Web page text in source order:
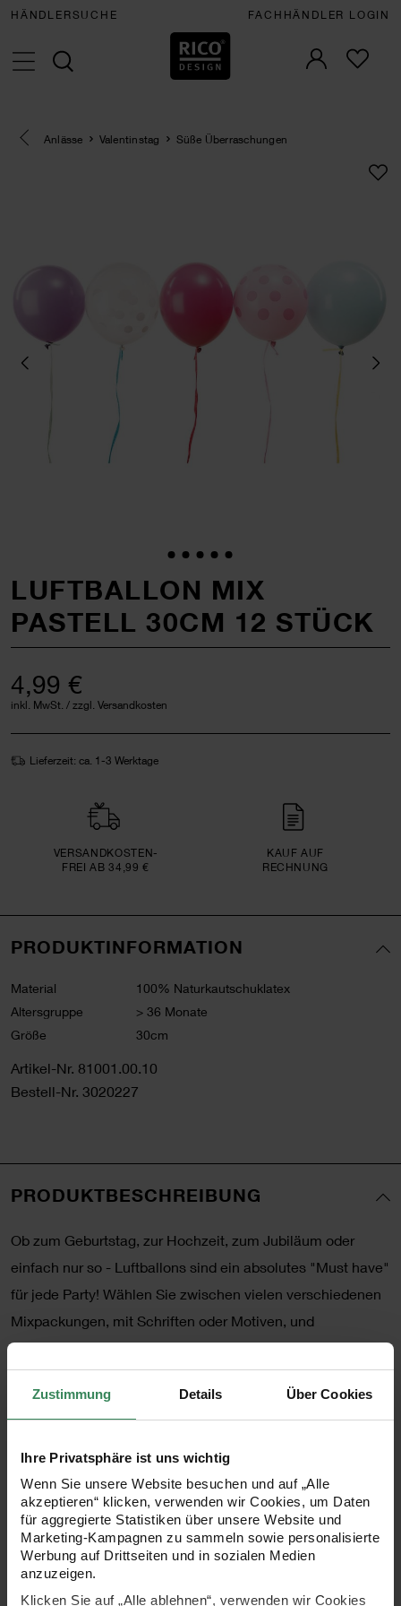
Zustimmung Details Über Cookies
Ihre Privatsphäre ist uns wichtig
Wenn Sie unsere Website besuchen und auf „Alle
akzeptieren“ klicken, verwenden wir Cookies, um Daten
für aggregierte Statistiken über unsere Website und
Marketing-Kampagnen zu sammeln sowie personalisierte
Werbung auf Drittseiten und in sozialen Medien
anzuzeigen.
Klicken Sie auf „Alle ablehnen“, verwenden wir Cookies
HÄNDLERSUCHE FACHHÄNDLER LOGIN
Eine Kategorie zurück navigieren
Anlässe Valentinstag Süße Überraschungen
LUFTBALLON MIX
PASTELL 30CM 12 STÜCK
4,99 €
inkl. MwSt. / zzgl. Versandkosten
Lieferzeit: ca. 1-3 Werktage
VERSAND­KOSTEN­
FREI AB 34,99 €
KAUF AUF
RECHNUNG
PRODUKTINFORMATION
Material
100% Naturkautschuklatex
Altersgruppe
> 36 Monate
Größe
30cm
Artikel-Nr. 81001.00.10
Bestell-Nr. 3020227
PRODUKTBESCHREIBUNG
Ob zum Geburtstag, zur Hochzeit, zum Jubiläum oder
einfach nur so - Luftballons sind ein absolutes "Must have"
für jede Party! Wählen Sie zwischen vielen verschiedenen
Mixpackungen, mit Schriften oder Motiven, und
verschiedenen Designs.
Luftballons ohne Schrift
Material: 100% Naturkautschuklatex
Größe: ca. 30 cm
Inhalt: 12 Stück